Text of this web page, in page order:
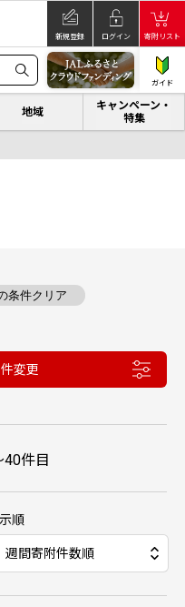
新規登録 ログイン 寄附リスト
ガイド
地域
キャンペーン・
特集
条件クリア
変更
40件目
順